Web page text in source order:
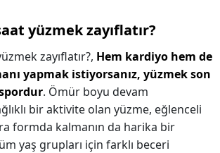
yüzmek zayıflatır?
zayıflatır?, Hem kardiyo hem de
yapmak istiyorsanız, yüzmek son
. Ömür boyu devam
bir aktivite olan yüzme, eğlenceli
formda kalmanın da harika bir
yaş grupları için farklı beceri